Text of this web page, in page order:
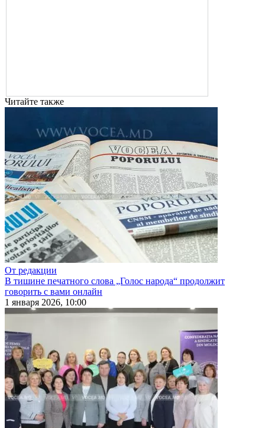
Читайте также
От редакции
В тишине печатного слова „Голос народа“ продолжит
говорить с вами онлайн
1 января 2026, 10:00